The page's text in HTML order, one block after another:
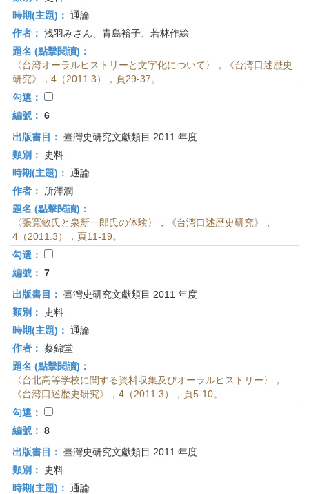
時期(主題)： 通論
作者： 浅羽みさん、青島裕子、若林作絵
題名 (點擊閱讀)：
〈台湾オーラルヒストリーと文字化について〉，《台湾口述歴史
研究》，4（2011.3），頁29-37。
勾選：
編號： 6
出版書目： 臺灣史研究文獻類目 2011 年度
類別：
史料
時期(主題)： 通論
作者：
所澤潤
題名 (點擊閱讀)：
〈張寬敏氏と泉新一郎氏の体験〉，《台湾口述歴史研究》，
4（2011.3），頁11-19。
勾選：
編號： 7
出版書目： 臺灣史研究文獻類目 2011 年度
類別：
史料
時期(主題)： 通論
作者： 蔡錦堂
題名 (點擊閱讀)：
〈台北高等学校に関する資料収集及びオーラルヒストリー〉，
《台湾口述歴史研究》，4（2011.3），頁5-10。
勾選：
編號： 8
出版書目： 臺灣史研究文獻類目 2011 年度
類別：
史料
時期(主題)： 通論